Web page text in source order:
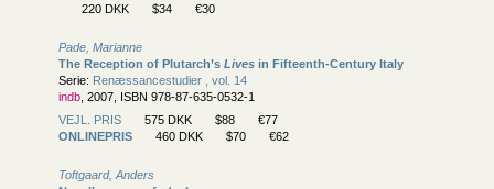
220 DKK
$34 €30
Pade, Marianne
The Reception of Plutarch’s Lives in Fifteenth-Century Italy
Serie: Renæssancestudier , vol. 14
indb , 2007, ISBN 978-87-635-0532-1
VEJL. PRIS
575 DKK $88
€77
ONLINEPRIS
460 DKK $70 €62
Toftgaard, Anders